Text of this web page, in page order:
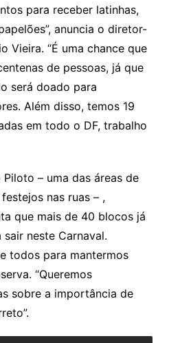
para receber latinhas,
anuncia o diretor-
Vieira. “É uma chance que
de pessoas, já que
será doado para
Além disso, temos 19
em todo o DF, trabalho
– uma das áreas de
nas ruas – ,
que mais de 40 blocos já
neste Carnaval.
todos para mantermos
“Queremos
sobre a importância de